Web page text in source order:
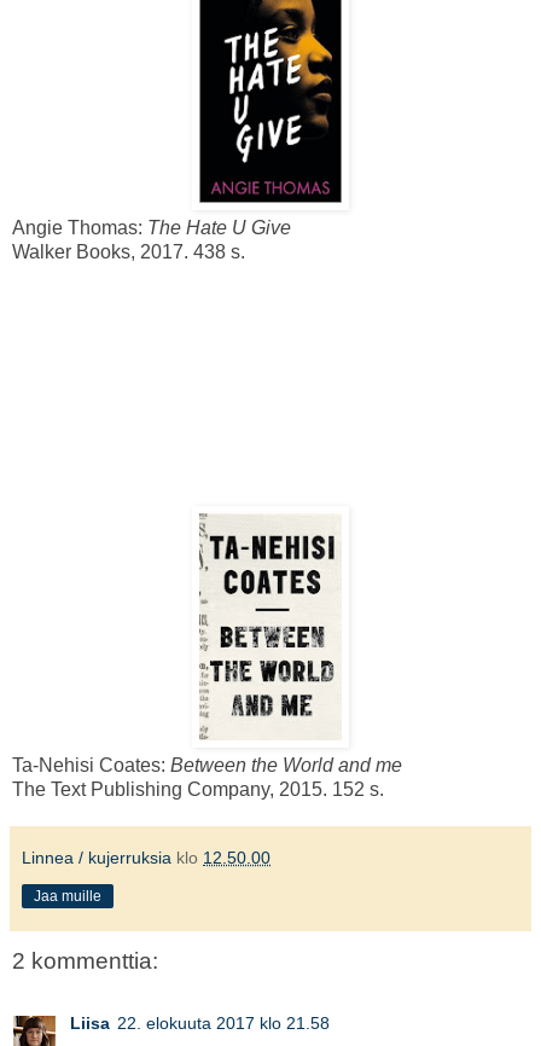
Angie Thomas: The Hate U Give
Walker Books, 2017. 438 s.
Ta-Nehisi Coates: Between the World and me
The Text Publishing Company, 2015. 152 s.
Linnea / kujerruksia klo 12.50.00
Jaa muille
2 kommenttia:
Liisa 22. elokuuta 2017 klo 21.58